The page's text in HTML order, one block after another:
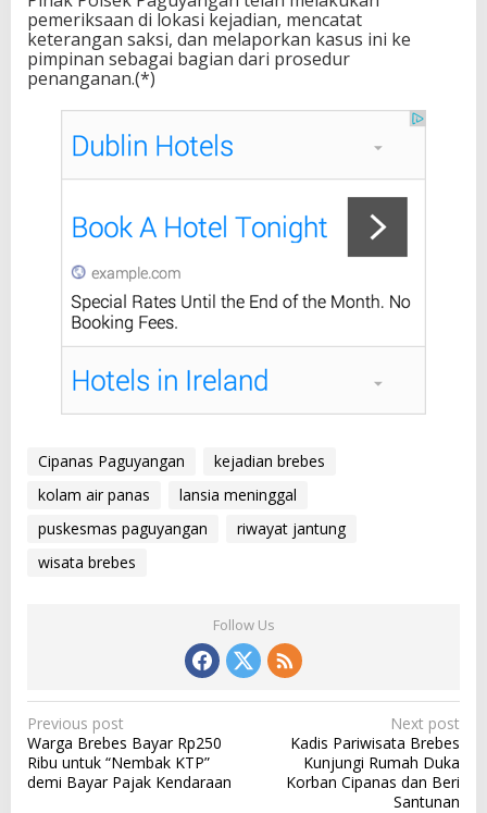
pemeriksaan di lokasi kejadian, mencatat
keterangan saksi, dan melaporkan kasus ini ke
pimpinan sebagai bagian dari prosedur
penanganan.(*)
Cipanas Paguyangan
kejadian brebes
kolam air panas
lansia meninggal
puskesmas paguyangan
riwayat jantung
wisata brebes
Follow Us
P
o
s
Previous post
Warga Brebes Bayar Rp250
Ribu untuk “Nembak KTP”
demi Bayar Pajak Kendaraan
Next post
Kadis Pariwisata Brebes
Kunjungi Rumah Duka
Korban Cipanas dan Beri
Santunan